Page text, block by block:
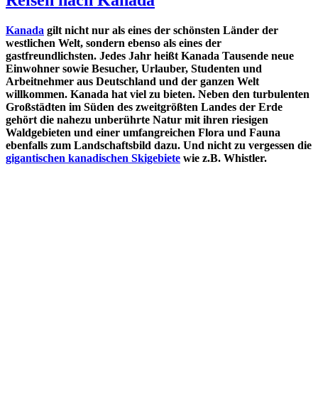
Kanada gilt nicht nur als eines der schönsten Länder der
westlichen Welt, sondern ebenso als eines der
gastfreundlichsten. Jedes Jahr heißt Kanada Tausende neue
Einwohner sowie Besucher, Urlauber, Studenten und
Arbeitnehmer aus Deutschland und der ganzen Welt
willkommen. Kanada hat viel zu bieten. Neben den turbulenten
Großstädten im Süden des zweitgrößten Landes der Erde
gehört die nahezu unberührte Natur mit ihren riesigen
Waldgebieten und einer umfangreichen Flora und Fauna
ebenfalls zum Landschaftsbild dazu. Und nicht zu vergessen die
gigantischen kanadischen Skigebiete wie z.B. Whistler.